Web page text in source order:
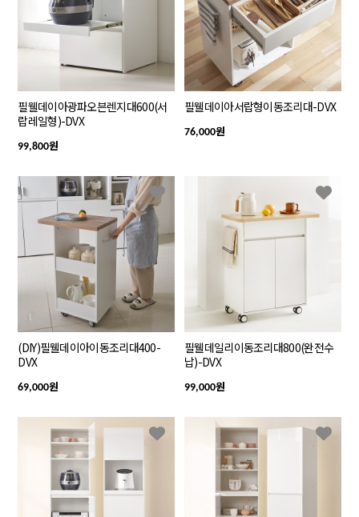
필웰데이아광파오븐렌지대600(서
랍레일형)-DVX
99,800원
필웰데이아서랍형이동조리대-DVX
76,000원
(DIY)필웰데이아이동조리대400-
DVX
69,000원
필웰데일리이동조리대800(완전수
납)-DVX
99,000원